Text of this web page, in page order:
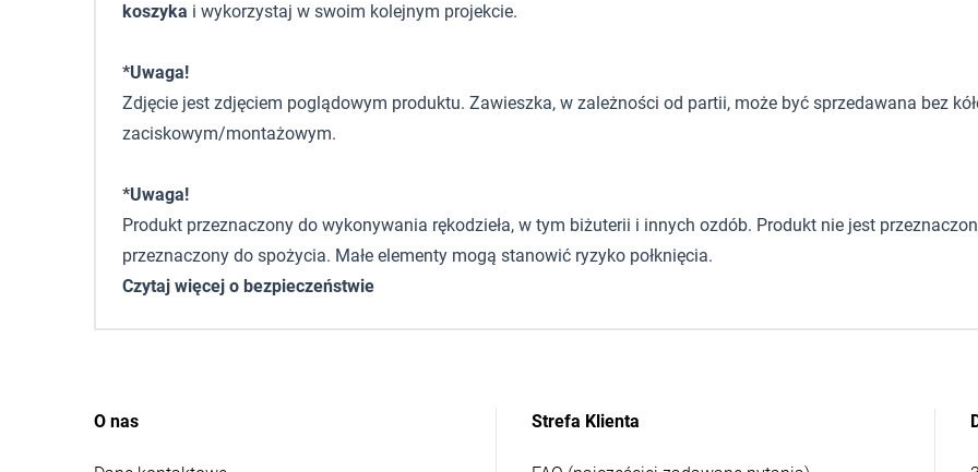
koszyka i wykorzystaj w swoim kolejnym projekcie.
*Uwaga!
Zdjęcie jest zdjęciem poglądowym produktu. Zawieszka, w zależności od partii, może być sprzedawana bez
zaciskowym/montażowym.
*Uwaga!
Produkt przeznaczony do wykonywania rękodzieła, w tym biżuterii i innych ozdób. Produkt nie jest
przeznaczony do spożycia. Małe elementy mogą stanowić ryzyko połknięcia.
Czytaj więcej o bezpieczeństwie
O nas Strefa Klienta